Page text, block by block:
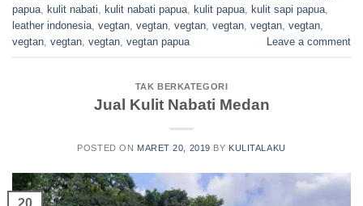
papua
kulit nabati kulit nabati papua kulit papua kulit sapi papua
leather indonesia vegtan vegtan vegtan vegtan vegtan vegtan
vegtan vegtan vegtan vegtan papua Leave a comment
TAK BERKATEGORI
Jual Kulit Nabati Medan
POSTED ON MARET 20, 2019 BY KULITALAKU